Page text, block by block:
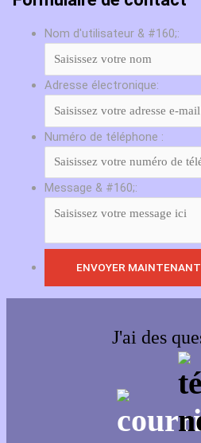
Nom d'utilisateur & #160;:
Adresse électronique:
Numéro de téléphone :
Message & #160;:
J'ai des